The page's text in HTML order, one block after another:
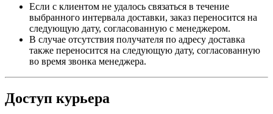
Если с клиентом не удалось связаться в течение
выбранного интервала доставки, заказ переносится на
следующую дату, согласованную с менеджером.
В случае отсутствия получателя по адресу доставка
также переносится на следующую дату, согласованную
во время звонка менеджера.
Доступ курьера